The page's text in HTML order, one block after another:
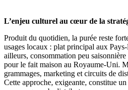
L’enjeu culturel au cœur de la
Produit du quotidien, la purée reste
usages locaux : plat principal aux
ailleurs, consommation peu
pour le fait maison au Royaume-Uni.
grammages, marketing et circuits de
Cette approche, exigeante, constitue